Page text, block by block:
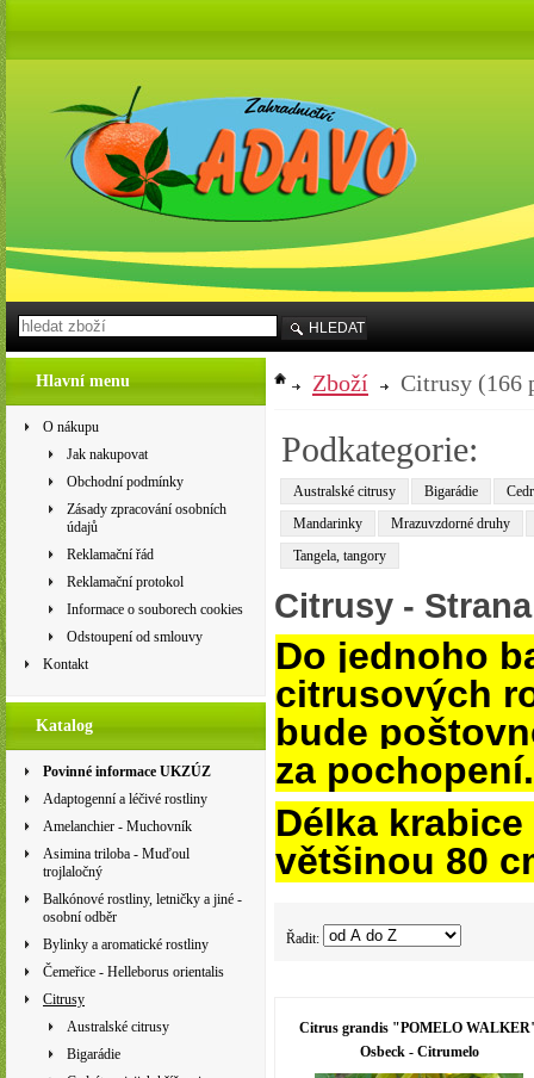
Hlavní menu
O nákupu
Jak nakupovat
Obchodní podmínky
Zásady zpracování osobních
údajů
Reklamační řád
Reklamační protokol
Informace o souborech cookies
Odstoupení od smlouvy
Kontakt
Katalog
Povinné informace UKZÚZ
Adaptogenní a léčivé rostliny
Amelanchier - Muchovník
Asimina triloba - Muďoul
trojlaločný
Balkónové rostliny, letničky a jiné -
osobní odběr
Bylinky a aromatické rostliny
Čemeřice - Helleborus orientalis
Citrusy
Australské citrusy
Bigarádie
Zboží Citrusy (166
Podkategorie:
Australské citrusy Bigarádie
Mandarinky
Mrazuvzdorné druhy
Tangela, tangory
Citrusy -
Do jednoho
citrusových
bude
za pochopení.
Délka
většinou 80
Řadit:
Citrus grandis "POMELO
Osbeck - Citrumelo
HLEDAT